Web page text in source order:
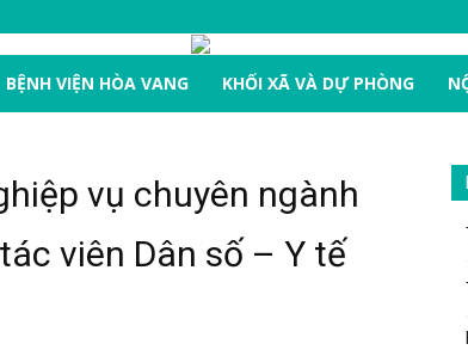
BỆNH VIỆN HÒA VANG KHỐI XÃ VÀ DỰ PHÒNG
vụ chuyên ngành
viên Dân số – Y tế